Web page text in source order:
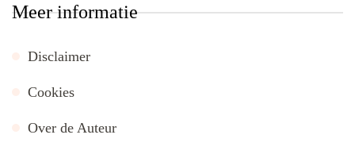
Meer informatie
Disclaimer
Cookies
Over de Auteur